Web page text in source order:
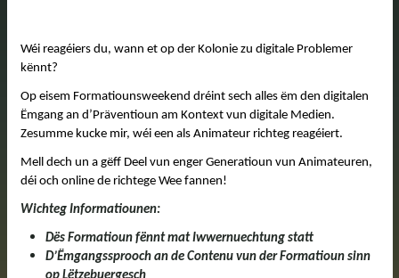
Wéi reagéiers du, wann et op der Kolonie zu digitale Problemer
kënnt?
Op eisem Formatiounsweekend dréint sech alles ëm den digitalen
Ëmgang an d’Präventioun am Kontext vun digitale Medien.
Zesumme kucke mir, wéi een als Animateur richteg reagéiert.
Mell dech un a gëff Deel vun enger Generatioun vun Animateuren,
déi och online de richtege Wee fannen!
Wichteg Informatiounen:
Dës Formatioun fënnt mat Iwwernuechtung statt
D’Ëmgangssprooch an de Contenu vun der Formatioun sinn